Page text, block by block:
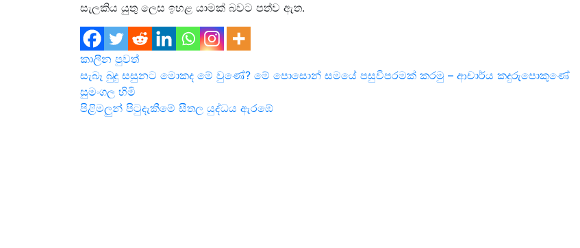
සැලකිය යුතු ලෙස ඉහළ යාමක් බවට පත්ව ඇත.
කාලීන පුවත්
Post
navigation
සැබෑ බුදු සසුනට මොකද මේ වුණේ? මේ පොසොන් සමයේ පසුවිපරමක් කරමු – ආචාර්ය කදුරුපොකුණේ
සුමංගල හිමි
පිළි­ම­ලුන් පිටු­දැ­කීමේ සීතල යුද්ධය ඇරඹේ